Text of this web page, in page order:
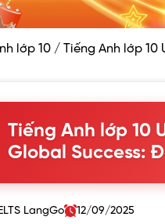
lớp 10 / Tiếng Anh lớp
Tiếng Anh lớp 10
Global Success:
IELTS LangGo 12/09/2025